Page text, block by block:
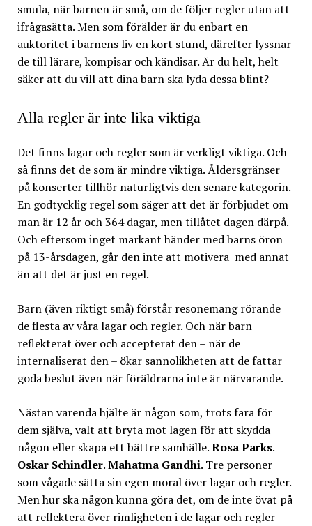
smula, när barnen är små, om de följer regler utan att
ifrågasätta. Men som förälder är du enbart en
auktoritet i barnens liv en kort stund, därefter lyssnar
de till lärare, kompisar och kändisar. Är du helt, helt
säker att du vill att dina barn ska lyda dessa blint?
Alla regler är inte lika viktiga
Det finns lagar och regler som är verkligt viktiga. Och
så finns det de som är mindre viktiga. Åldersgränser
på konserter tillhör naturligtvis den senare kategorin.
En godtycklig regel som säger att det är förbjudet om
man är 12 år och 364 dagar, men tillåtet dagen därpå.
Och eftersom inget markant händer med barns öron
på 13-årsdagen, går den inte att motivera med annat
än att det är just en regel.
Barn (även riktigt små) förstår resonemang rörande
de flesta av våra lagar och regler. Och när barn
reflekterat över och accepterat den – när de
internaliserat den – ökar sannolikheten att de fattar
goda beslut även när föräldrarna inte är närvarande.
Nästan varenda hjälte är någon som, trots fara för
dem själva, valt att bryta mot lagen för att skydda
någon eller skapa ett bättre samhälle.Rosa Parks.
Oskar Schindler.Mahatma Gandhi. Tre personer
som vågade sätta sin egen moral över lagar och regler.
Men hur ska någon kunna göra det, om de inte övat på
att reflektera över rimligheten i de lagar och regler